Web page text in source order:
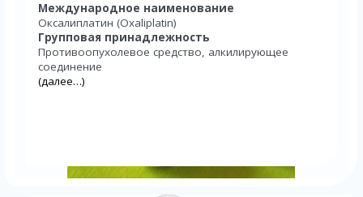
Международное наименование
Оксалиплатин (Oxaliplatin)
Групповая принадлежность
Противоопухолевое средство, алкилирующее
соединение
(далее…)